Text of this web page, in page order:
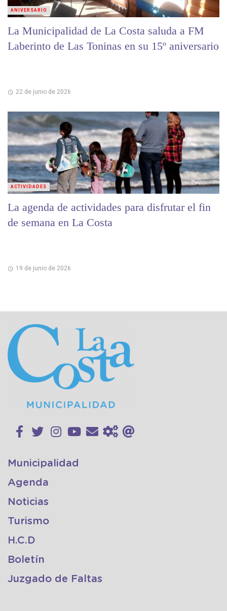
La Municipalidad de La Costa saluda a FM
Laberinto de Las Toninas en su 15º aniversario
22 de junio de 2026
ANIVERSARIO
La agenda de actividades para disfrutar el fin
de semana en La Costa
19 de junio de 2026
ACTIVIDADES
Municipalidad
Agenda
Noticias
Turismo
H.C.D
Boletín
Juzgado de Faltas